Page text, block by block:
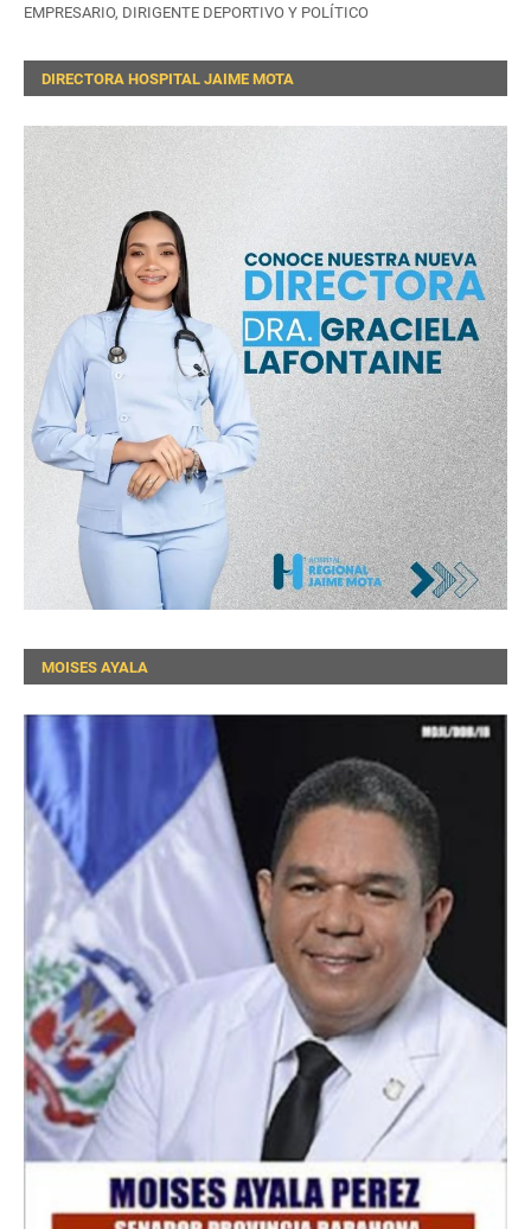
EMPRESARIO, DIRIGENTE DEPORTIVO Y POLÍTICO
DIRECTORA HOSPITAL JAIME MOTA
MOISES AYALA